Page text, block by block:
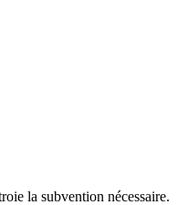
la subvention nécessaire.